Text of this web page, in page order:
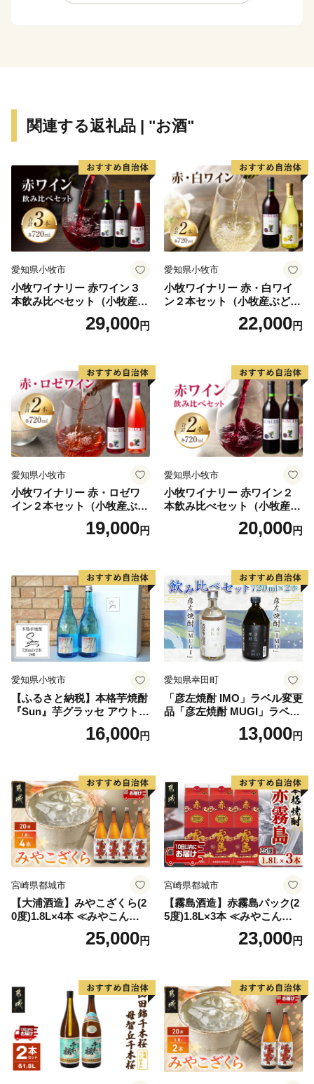
トレッキングをはじめ、多様な効能を持つ7つの温泉郷
※特典の送付は、妙高市外にお住まいの方に限らせてい
ただきます。
※寄附につきましては、年度内の回数制限は現在設けて
おりません。
※寄付確認後、順次発送（なるべく早く発送を心がけま
※特典商品の写真はイメージです。
「ふるさと納税ワンストップ特例制度」をご利用頂く場
同封してお送り致しますので、新潟県妙高市ふるさと納
税サポート室まで郵送ください。
☆下記URLより、ワンストップ特例申請の受付状況が確
認いただけます。
https://furusato-madoguchi.jp/service/myoko/
≪郵送先≫
〒999-3511 山形県西村山郡河北町谷地字砂田143-1
新潟県妙高市ふるさと納税サポート室 宛て
＜ふるさと納税サポート室＞ 電話番号 050-8888-8764
【受付時間】午前9時～午後6時（土・日・祝除く）
関連する返礼品 | "お酒"
愛知県小牧市
小牧ワイナリー 赤ワイン３
本飲み比べセット（小牧産ぶ
どう100％使用）29,000円
愛知県小牧市
小牧ワイナリー 赤・白ワイ
ン２本セット（小牧産ぶどう
22,000円
愛知県小牧市
小牧ワイナリー 赤・ロゼワ
イン２本セット（小牧産ぶど
19,000円
愛知県小牧市
小牧ワイナリー 赤ワイン２
本飲み比べセット（小牧産ぶ
どう100％使用）20,000円
愛知県小牧市
【ふるさと納税】本格芋焼酎
『Sun』芋グラッセ アウトド
ア ソロキャンプ ベランピン
グ 巣ごもり 就労支援16,000円
愛知県幸田町
「彦左焼酎 IMO」ラベル変更
品「彦左焼酎 MUGI」ラベル
変更品 飲み比べ セット 合計
2本 720ml×各1本 25度 焼酎
13,000円
宮崎県都城市
【大浦酒造】みやこざくら(2
0度)1.8L×4本 ≪みやこんじょ
特急便≫_AD-077125,000円
宮崎県都城市
【霧島酒造】赤霧島パック(2
5度)1.8L×3本 ≪みやこんじょ
特急便≫_23-07-K03P-1800-3
23,000円